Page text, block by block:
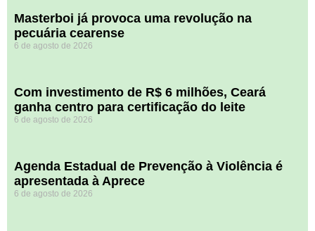
Masterboi já provoca uma revolução na
pecuária cearense
6 de agosto de 2026
Com investimento de R$ 6 milhões, Ceará
ganha centro para certificação do leite
6 de agosto de 2026
Agenda Estadual de Prevenção à Violência é
apresentada à Aprece
6 de agosto de 2026